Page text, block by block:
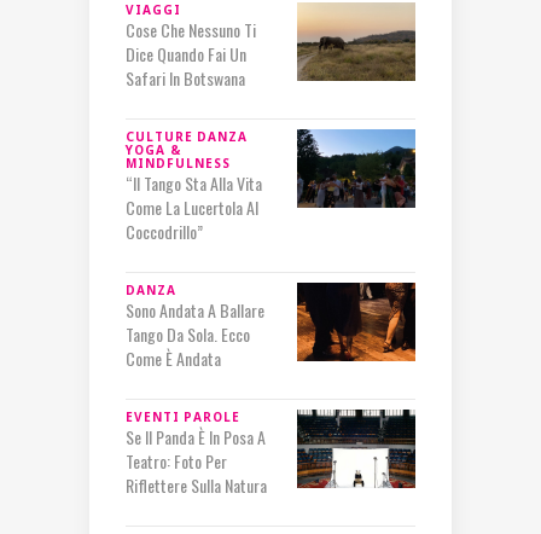
VIAGGI
Cose Che Nessuno Ti
Dice Quando Fai Un
Safari In Botswana
CULTURE DANZA
YOGA &
MINDFULNESS
“Il Tango Sta Alla Vita
Come La Lucertola Al
Coccodrillo”
DANZA
Sono Andata A Ballare
Tango Da Sola. Ecco
Come È Andata
EVENTI PAROLE
Se Il Panda È In Posa A
Teatro: Foto Per
Riflettere Sulla Natura